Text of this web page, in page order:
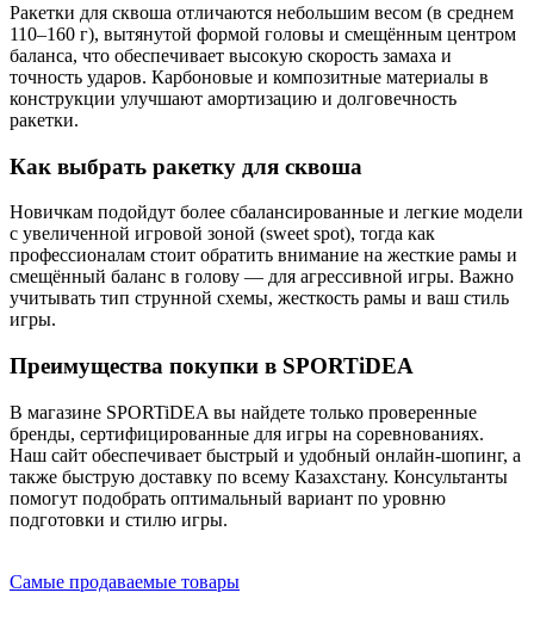
Ракетки для сквоша отличаются небольшим весом (в среднем
110–160 г), вытянутой формой головы и смещённым центром
баланса, что обеспечивает высокую скорость замаха и
точность ударов. Карбоновые и композитные материалы в
конструкции улучшают амортизацию и долговечность
ракетки.
Как выбрать ракетку для сквоша
Новичкам подойдут более сбалансированные и легкие модели
с увеличенной игровой зоной (sweet spot), тогда как
профессионалам стоит обратить внимание на жесткие рамы и
смещённый баланс в голову — для агрессивной игры. Важно
учитывать тип струнной схемы, жесткость рамы и ваш стиль
игры.
Преимущества покупки в SPORTiDEA
В магазине SPORTiDEA вы найдете только проверенные
бренды, сертифицированные для игры на соревнованиях.
Наш сайт обеспечивает быстрый и удобный онлайн-шопинг, а
также быструю доставку по всему Казахстану. Консультанты
помогут подобрать оптимальный вариант по уровню
подготовки и стилю игры.
Самые продаваемые товары